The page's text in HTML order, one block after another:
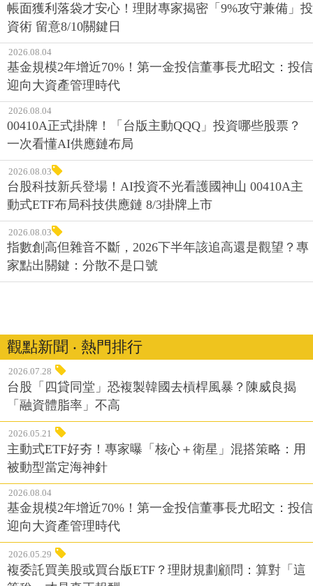
帳面獲利落袋才安心！理財專家揭密「9%攻守兼備」投
資術 留意8/10關鍵日
2026.08.04
基金規模2年增近70%！第一金投信董事長尤昭文：投信
迎向大資產管理時代
2026.08.04
00410A正式掛牌！「台版主動QQQ」投資哪些股票？
一次看懂AI供應鏈布局
2026.08.03
台股科技新兵登場！AI投資不光看護國神山 00410A主
動式ETF布局科技供應鏈 8/3掛牌上市
2026.08.03
指數創高但雜音不斷，2026下半年該追高還是觀望？專
家點出關鍵：分散不是口號
觀點新聞 ‧ 熱門排行
2026.07.28
台股「四貸同堂」恐複製韓國去槓桿風暴？陳威良揭
「融資體脂率」不高
2026.05.21
主動式ETF好夯！專家曝「核心＋衛星」混搭策略：用
被動型當定海神針
2026.08.04
基金規模2年增近70%！第一金投信董事長尤昭文：投信
迎向大資產管理時代
2026.05.29
複委託買美股或買台版ETF？理財規劃顧問：算對「這